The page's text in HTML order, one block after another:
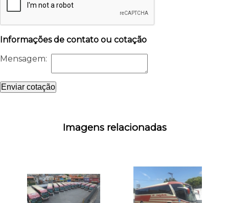
Informações de contato ou cotação
Mensagem:
Enviar cotação
Imagens relacionadas